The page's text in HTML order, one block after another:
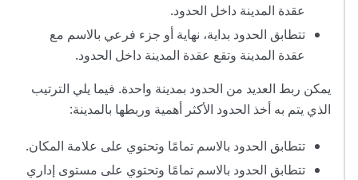
عقدة المدينة داخل الحدود.
تتطابق الحدود بداية، نهاية أو جزء فرعي بالاسم مع
عقدة المدينة وتقع عقدة المدينة داخل الحدود.
يمكن ربط العديد من الحدود بمدينة واحدة. فيما يلي الترتيب
الذي يتم به أخذ الحدود الأكثر أهمية وربطها بالمدينة:
تتطابق الحدود بالاسم تمامًا وتحتوي على علامة المكان.
تتطابق الحدود بالاسم تمامًا وتحتوي على مستوى إداري